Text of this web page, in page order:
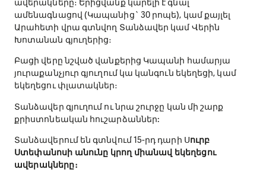
ամենագնացով (Կապանից` 30 րոպե), կամ քայլել
Արահետի վրա գտնվող Տանձավեր կամ Վերին
Խոտանան գյուղերից։
Բացի վերը նշված վանքերից Կապանի համարյա
յուրաքանչյուր գյուղում կա կանգուն եկեղեցի, կամ
եկեղեցու փլատակներ։
Տանձավեր գյուղում ու նրա շուրջը կան մի շարք
քրիստոնեական հուշարձաններ:
Տանձավերում են գտնվում 15-րդ դարի Սուրբ
Ստեփանոսի անունը կրող միանավ եկեղեցու
ավերակները։